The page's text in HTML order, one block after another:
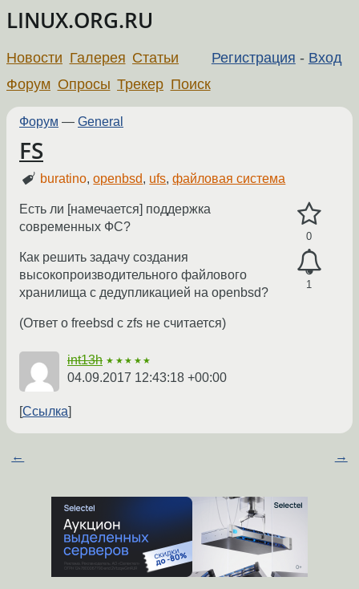
LINUX.ORG.RU
Регистрация - Вход
Новости Галерея Статьи
Форум Опросы Трекер Поиск
Форум — General
FS
buratino,openbsd, ufs,файловая система
0
1
Есть ли [намечается] поддержка
современных ФС?
Как решить задачу создания
высокопроизводительного файлового
хранилища с дедупликацией на openbsd?
(Ответ о freebsd c zfs не считается)
int13h ★★★★★
04.09.2017 12:43:18 +00:00
Ссылка
← →